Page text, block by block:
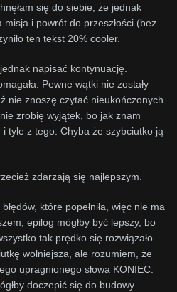
się do siebie, że jednak
misja i powrót do przeszłości (bez
ten tekst 20% cooler.
napisać kontynuację.
Pewne wątki nie zostały
nie znoszę czytać nieukończonych
zrobię wyjątek, bo jak znam
tyle z tego. Chyba że szybciutko ją
zdarzają się najlepszym.
które popełniła, więc nie ma
epilog mógłby być lepszy, bo
tak prędko się rozwiązało.
wolniejsza, ale rozumiem, że
upragnionego słowa KONIEC.
doczepić się do budowy